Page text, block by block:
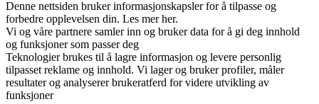
Denne nettsiden bruker informasjonskapsler for å tilpasse og
forbedre opplevelsen din. Les mer her.
Vi og våre partnere samler inn og bruker data for å gi deg innhold
og funksjoner som passer deg
Teknologier brukes til å lagre informasjon og levere personlig
tilpasset reklame og innhold. Vi lager og bruker profiler, måler
resultater og analyserer brukeratferd for videre utvikling av
funksjoner